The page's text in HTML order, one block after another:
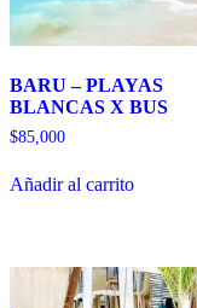
BARU – PLAYAS
BLANCAS X BUS
$85,000
Añadir al carrito